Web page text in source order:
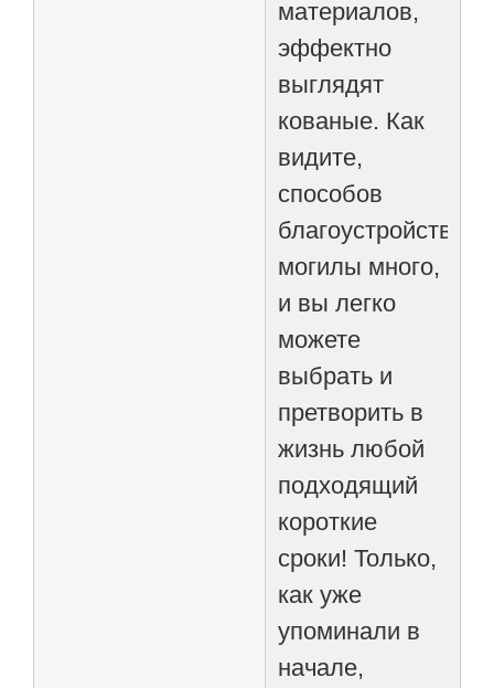
материалов,
эффектно
выглядят
кованые. Как
видите,
способов
благоустройства
могилы много,
и вы легко
можете
выбрать и
претворить в
жизнь любой
подходящий
короткие
сроки! Только,
как уже
упоминали в
начале,